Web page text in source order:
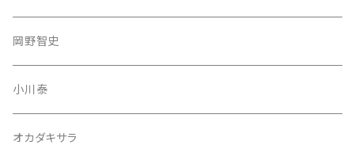
岡野智史
小川泰
オカダキサラ